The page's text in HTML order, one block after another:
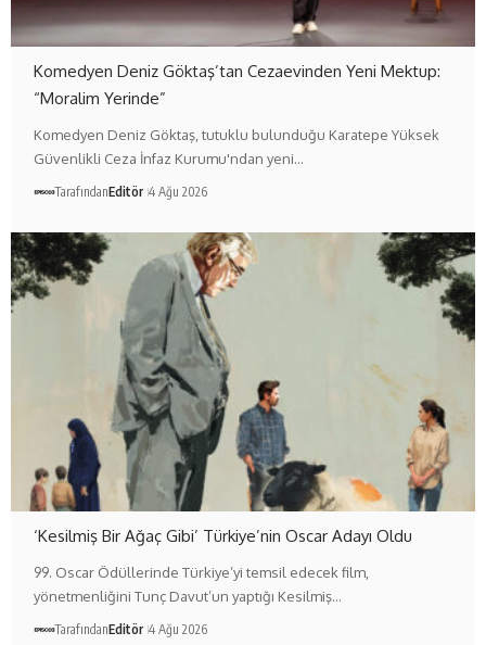
Komedyen Deniz Göktaş’tan Cezaevinden Yeni Mektup:
“Moralim Yerinde”
Komedyen Deniz Göktaş, tutuklu bulunduğu Karatepe Yüksek
Güvenlikli Ceza İnfaz Kurumu'ndan yeni…
TarafındanEditör 4 Ağu 2026
‘Kesilmiş Bir Ağaç Gibi’ Türkiye’nin Oscar Adayı Oldu
99. Oscar Ödüllerinde Türkiye’yi temsil edecek film,
yönetmenliğini Tunç Davut’un yaptığı Kesilmiş…
TarafındanEditör 4 Ağu 2026